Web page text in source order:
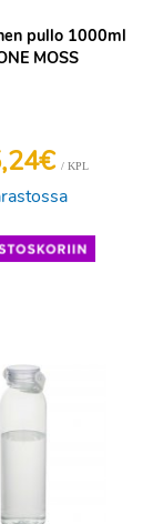
pullo 1000ml
MOSS
/ KPL